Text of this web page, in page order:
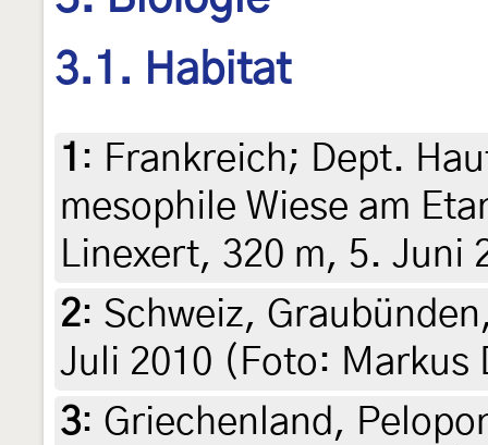
3.1. Habitat
1 : Frankreich; Dept.
mesophile Wiese am
Linexert, 320 m, 5. Juni
2: Schweiz,
Juli 2010 (Foto: Markus
3: Griechenland,